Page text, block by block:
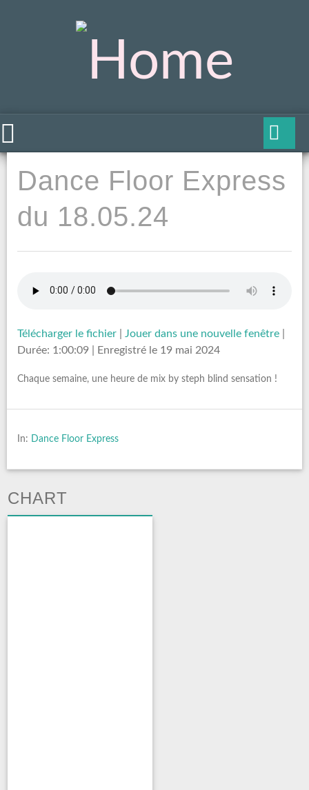
Dance Floor Express
du 18.05.24
Télécharger le fichier Jouer dans une nouvelle fenêtre
Durée: 1:00:09
Enregistré le 19 mai 2024
Chaque semaine, une heure de mix by steph blind sensation !
In: Dance Floor Express
CHART